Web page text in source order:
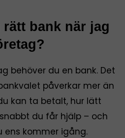
bank när jag
behöver du en bank. Det
påverkar mer än
kan ta betalt, hur lätt
du får hjälp – och
ens kommer igång.